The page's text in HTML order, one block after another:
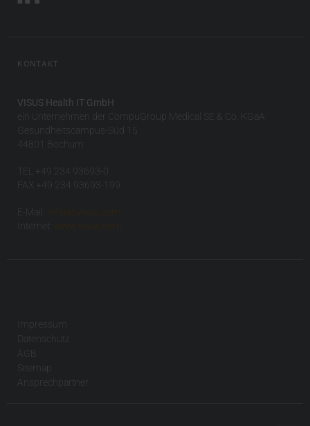
KONTAKT
VISUS Health IT GmbH
ein Unternehmen der CompuGroup Medical SE & Co. KGaA
Gesundheitscampus-Süd 15
44801 Bochum
TEL +49 234 93693-0
FAX +49 234 93693-199
E-Mail:
info(at)visus.com
Internet:
www.visus.com
Impressum
Datenschutz
AGB
Sitemap
Ansprechpartner